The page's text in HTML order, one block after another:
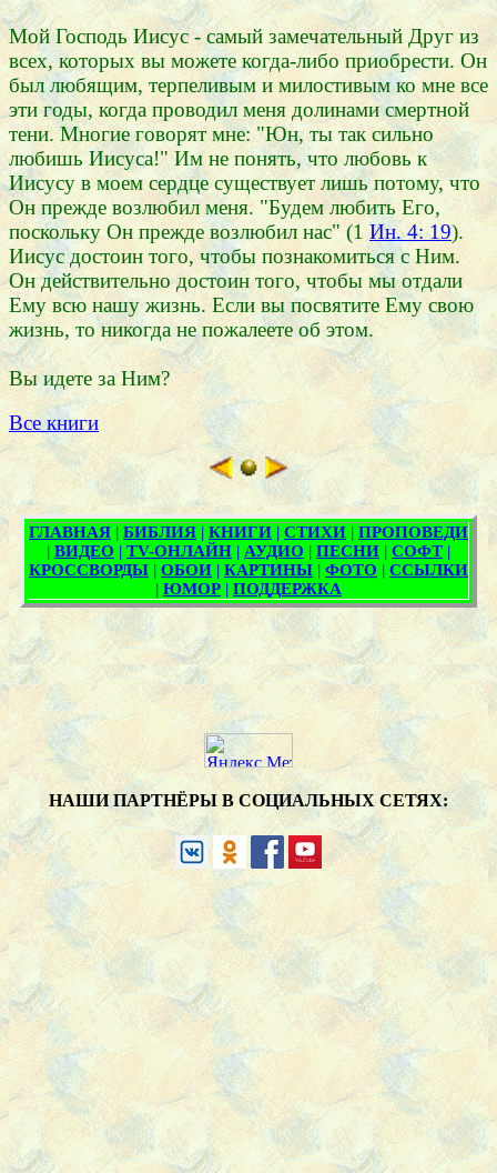
Мой Господь Иисус - самый замечательный Друг из
всех, которых вы можете когда-либо приобрести. Он
был любящим, терпеливым и милостивым ко мне все
эти годы, когда проводил меня долинами смертной
тени. Многие говорят мне: "Юн, ты так сильно
любишь Иисуса!" Им не понять, что любовь к
Иисусу в моем сердце существует лишь потому, что
Он прежде возлюбил меня. "Будем любить Его,
поскольку Он прежде возлюбил нас" (1Ин. 4: 19).
Иисус достоин того, чтобы познакомиться с Ним.
Он действительно достоин того, чтобы мы отдали
Ему всю нашу жизнь. Если вы посвятите Ему свою
жизнь, то никогда не пожалеете об этом.
Вы идете за Ним?
Все книги